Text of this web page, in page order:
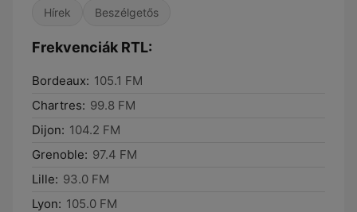
Hírek Beszélgetős
Frekvenciák RTL:
Bordeaux: 105.1 FM
Chartres: 99.8 FM
Dijon: 104.2 FM
Grenoble: 97.4 FM
Lille: 93.0 FM
Lyon: 105.0 FM